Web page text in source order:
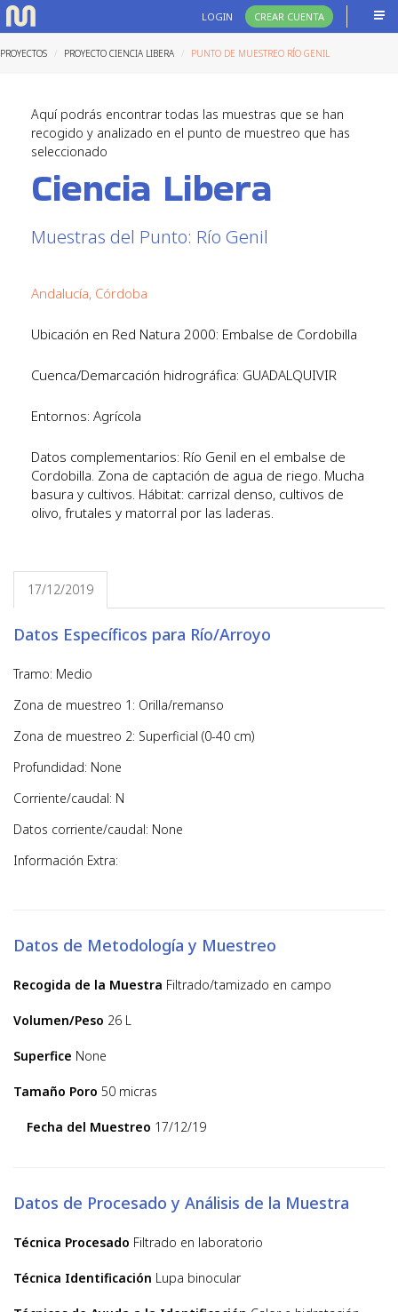
LOGIN CREAR CUENTA
PROYECTOS PROYECTO CIENCIA LIBERA PUNTO DE MUESTREO RÍO GENIL
Aquí podrás encontrar todas las muestras que se han
recogido y analizado en el punto de muestreo que has
seleccionado
Ciencia Libera
Muestras del Punto: Río Genil
Andalucía, Córdoba
Ubicación en Red Natura 2000: Embalse de Cordobilla
Cuenca/Demarcación hidrográfica: GUADALQUIVIR
Entornos: Agrícola
Datos complementarios: Río Genil en el embalse de
Cordobilla. Zona de captación de agua de riego. Mucha
basura y cultivos. Hábitat: carrizal denso, cultivos de
olivo, frutales y matorral por las laderas.
17/12/2019
Datos Específicos para Río/Arroyo
Tramo: Medio
Zona de muestreo 1: Orilla/remanso
Zona de muestreo 2: Superficial (0-40 cm)
Profundidad: None
Corriente/caudal: N
Datos corriente/caudal: None
Información Extra:
Datos de Metodología y Muestreo
Recogida de la Muestra Filtrado/tamizado en campo
Volumen/Peso 26 L
Superfice None
Tamaño Poro 50 micras
Fecha del Muestreo 17/12/19
Datos de Procesado y Análisis de la Muestra
Técnica Procesado Filtrado en laboratorio
Técnica Identificación Lupa binocular